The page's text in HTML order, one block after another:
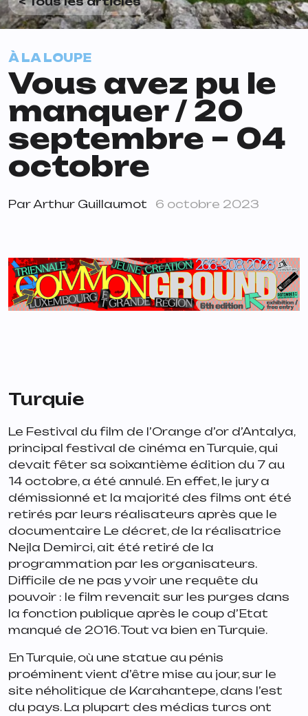
À LA LOUPE
Vous avez pu le
manquer / 20
septembre – 04
octobre
ParArthur Guillaumot 6 octobre 2023
Turquie
Le Festival du film de l’Orange d’or d’Antalya,
principal festival de cinéma en Turquie, qui
devait fêter sa soixantième édition du 7 au
14 octobre, a été annulé. En effet, le jury a
démissionné et la majorité des films ont été
retirés par leurs réalisateurs après que le
documentaire Le décret, de la réalisatrice
Nejla Demirci, ait été retiré de la
programmation par les organisateurs.
Difficile de ne pas y voir une requête du
pouvoir : le film revenait sur les purges dans
la fonction publique après le coup d’Etat
manqué de 2016. Tout va bien en Turquie.
En Turquie, où une statue au pénis
proéminent vient d’être mise au jour, sur le
site néholitique de Karahantepe, dans l’est
du pays. La plupart des médias turcs ont